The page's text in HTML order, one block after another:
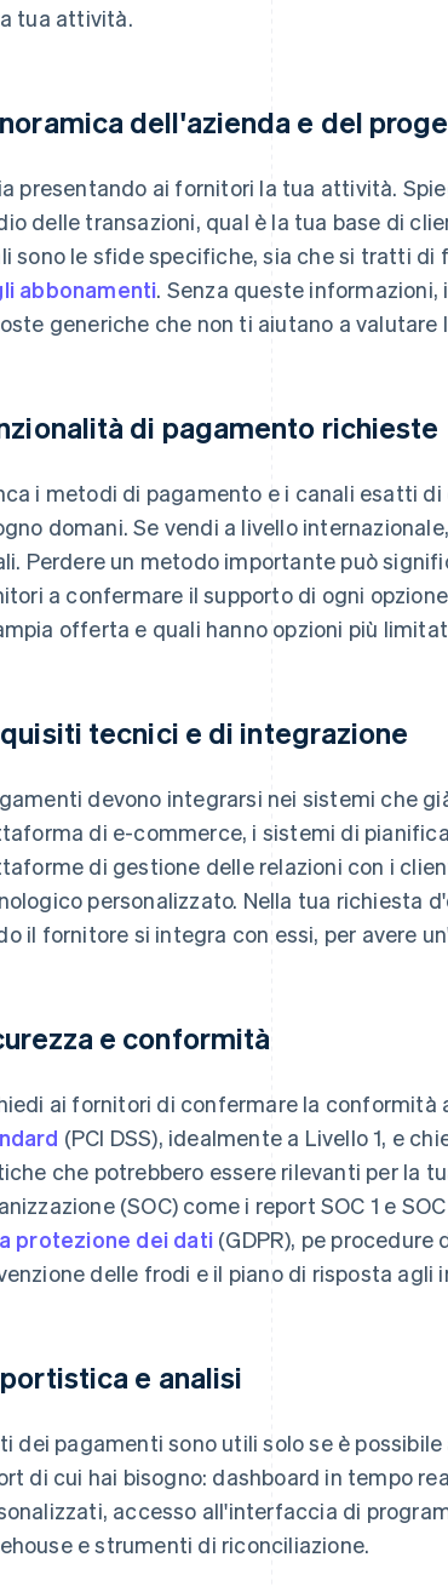
tua attività.
dell'azienda e del
presentando ai fornitori la tua attività.
delle transazioni, qual è la tua base di
sono le sfide specifiche, sia che si tratti di
abbonamenti. Senza queste
generiche che non ti aiutano a valutare
di pagamento richieste
i metodi di pagamento e i canali esatti
domani. Se vendi a livello
Perdere un metodo importante può
a confermare il supporto di ogni
offerta e quali hanno opzioni più
tecnici e di integrazione
devono integrarsi nei sistemi che
di e-commerce, i sistemi di
di gestione delle relazioni con i
personalizzato. Nella tua richiesta
il fornitore si integra con essi, per avere
e conformità
ai fornitori di confermare la conformità
(PCI DSS), idealmente a Livello 1, e
che potrebbero essere rilevanti per la
(SOC) come i report SOC 1 e
protezione dei dati (GDPR), pe
delle frodi e il piano di risposta agli
e analisi
dei pagamenti sono utili solo se è
di cui hai bisogno: dashboard in tempo
accesso all'interfaccia di
e strumenti di riconciliazione.